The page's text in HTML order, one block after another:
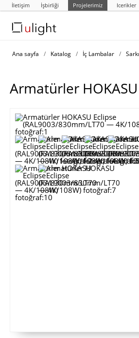
İletişim İşbirliği Projelerimiz Icerikler
Ana sayfa / Katalog / İç Lambalar /
Armatürler